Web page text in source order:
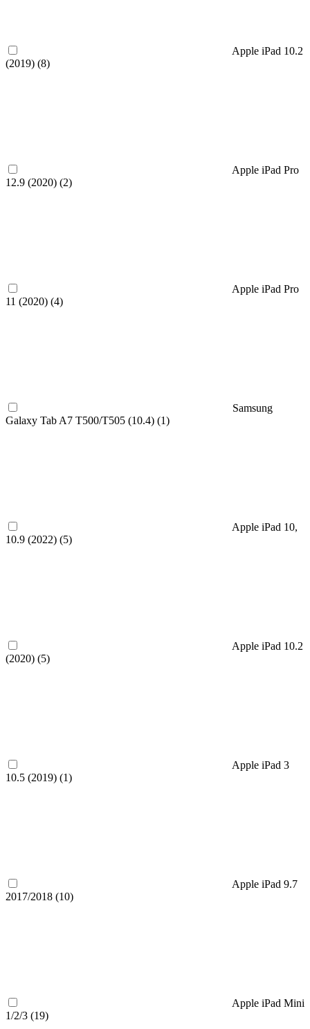
Apple iPad 10.2
(2019) (8)
Apple iPad Pro
12.9 (2020) (2)
Apple iPad Pro
11 (2020) (4)
Samsung
Galaxy Tab A7 T500/T505 (10.4) (1)
Apple iPad 10,
10.9 (2022) (5)
Apple iPad 10.2
(2020) (5)
Apple iPad 3
10.5 (2019) (1)
Apple iPad 9.7
2017/2018 (10)
Apple iPad Mini
1/2/3 (19)